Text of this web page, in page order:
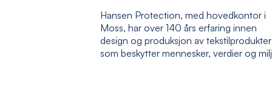
Hansen Protection, med hovedkontor i
Moss, har over 140 års erfaring innen
design og produksjon av tekstilprodukter
som beskytter mennesker, verdier og